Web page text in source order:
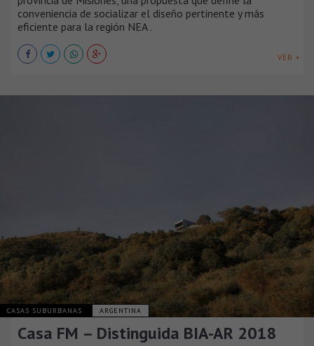
conveniencia de socializar el diseño pertinente y más
eficiente para la región NEA .
VER +
CASAS SUBURBANAS ARGENTINA
Casa FM – Distinguida BIA-AR 2018